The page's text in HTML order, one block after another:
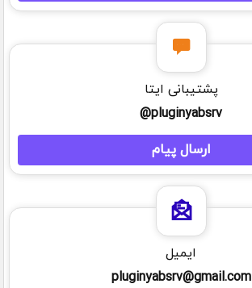
پشتیبانی ایتا
pluginyabsrv@
ارسال پیام
ایمیل
pluginyabsrv@gmail.com